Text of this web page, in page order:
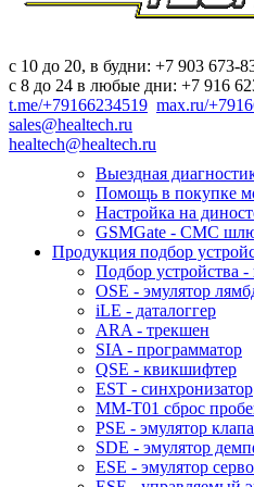
c 10 до 20, в будни: +7 903 673-
с 8 до 24 в любые дни: +7 916
t.me/+79166234519 max.ru/
sales@healtech.ru
healtech@healtech.ru
Выездная
Помощь в покупке
Настройка на
GSMGate - СМС
Продукция подбор
Подбор устройства
OSE - эмулятор
iLE - даталоггер
ARA - трекшен
SIA - программатор
QSE - квикшифтер
EST - синхронизатор
MM-T01 сброс
PSE - эмулятор
SDE - эмулятор
ESE - эмулятор